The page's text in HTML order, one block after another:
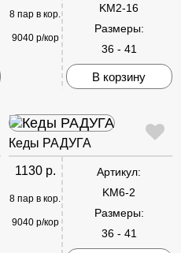
8 пар в кор.
9040 р/кор
KM2-16
Размеры:
36 - 41
В корзину
Кеды РАДУГА
1130 р.
8 пар в кор.
9040 р/кор
Артикул:
KM6-2
Размеры:
36 - 41